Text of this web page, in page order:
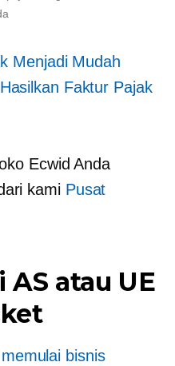
Menjadi Mudah
Faktur Pajak
Ecwid Anda
kami Pusat
atau UE
memulai bisnis